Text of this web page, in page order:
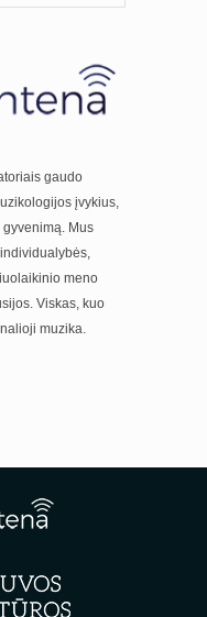
gaudo
įvykius,
Mus
meno
Viskas, kuo
muzika.